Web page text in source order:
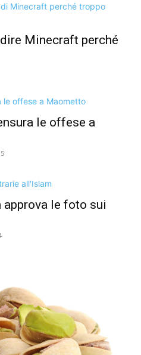
Minecraft perché
le offese a
approva le foto sui